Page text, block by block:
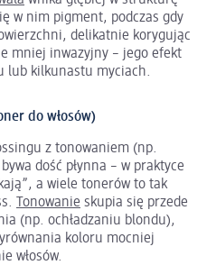
w nim pigment, podczas gdy
delikatnie korygując
mniej inwazyjny – jego efekt
lub kilkunastu myciach.
do włosów)
z tonowaniem (np.
dość płynna – w praktyce
a wiele tonerów to tak
Tonowanie skupia się przede
(np. ochładzaniu blondu),
koloru mocniej
włosów.